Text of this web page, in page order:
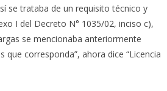
se trataba de un requisito técnico y
I del Decreto N° 1035/02, inciso c),
se mencionaba anteriormente
corresponda”, ahora dice “Licencia